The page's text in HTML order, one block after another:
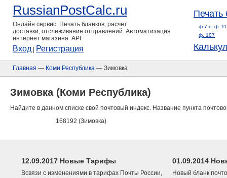
RussianPostCalc.ru
Онлайн сервис. Печать бланков, расчет
доставки, отслеживание отправлений. Автоматизация
интернет магазина. API.
Вход Регистрация
Печать
ф.7-п, ф.
ф. 107
Главная — Коми Республика — Зимовка
Зимовка (Коми Республика)
Найдите в данном списке свой почтовый индекс. Название пункта
168192 (Зимовка)
12.09.2017 Новые Тарифы
Всвязи с изменениями в тарифах Почты России,
01.09.2014
Новый бланк